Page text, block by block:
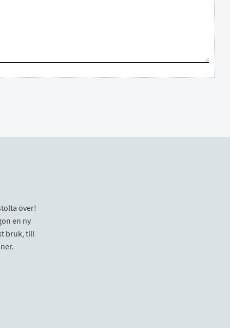
över!
en ny
bruk, till